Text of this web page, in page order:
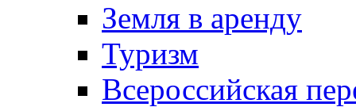
Земля в аренду
Туризм
Всероссийская